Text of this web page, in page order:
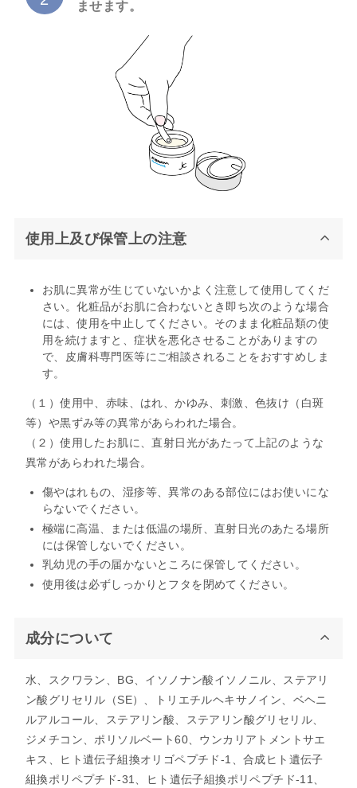
ませます。
使用上及び保管上の注意
お肌に異常が生じていないかよく注意して使用してくだ
さい。化粧品がお肌に合わないとき即ち次のような場合
には、使用を中止してください。そのまま化粧品類の使
用を続けますと、症状を悪化させることがありますの
で、皮膚科専門医等にご相談されることをおすすめしま
す。
（１）使用中、赤味、はれ、かゆみ、刺激、色抜け（白斑
等）や黒ずみ等の異常があらわれた場合。
（２）使用したお肌に、直射日光があたって上記のような
異常があらわれた場合。
傷やはれもの、湿疹等、異常のある部位にはお使いにな
らないでください。
極端に高温、または低温の場所、直射日光のあたる場所
には保管しないでください。
乳幼児の手の届かないところに保管してください。
使用後は必ずしっかりとフタを閉めてください。
成分について
水、スクワラン、BG、イソノナン酸イソノニル、ステアリ
ン酸グリセリル（SE）、トリエチルヘキサノイン、ベヘニ
ルアルコール、ステアリン酸、ステアリン酸グリセリル、
ジメチコン、ポリソルベート60、ウンカリアトメントサエ
キス、ヒト遺伝子組換オリゴペプチド-1、合成ヒト遺伝子
組換ポリペプチド-31、ヒト遺伝子組換ポリペプチド-11、